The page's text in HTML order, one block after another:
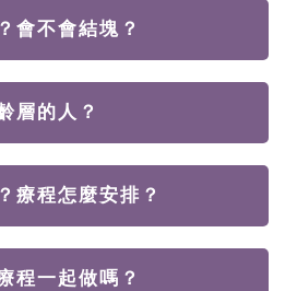
會不會結塊？
層的人？
療程怎麼安排？
程一起做嗎？